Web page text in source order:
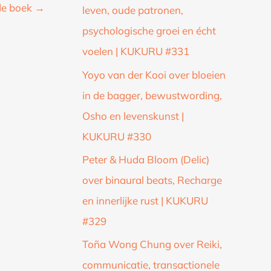
boek →
leven, oude patronen,
psychologische groei en écht
voelen | KUKURU #331
Yoyo van der Kooi over bloeien
in de bagger, bewustwording,
Osho en levenskunst |
KUKURU #330
Peter & Huda Bloom (Delic)
over binaural beats, Recharge
en innerlijke rust | KUKURU
#329
Toña Wong Chung over Reiki,
communicatie, transactionele